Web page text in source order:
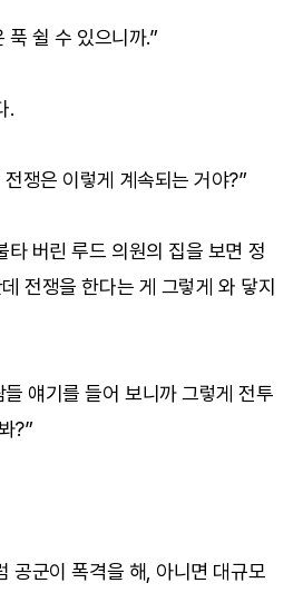
푹 쉴 수 있으니까.”
.
쟁은 이렇게 계속되는 거야?”
타 버린 루드 의원의 집을 보면 정
전쟁을 한다는 게 그렇게 와 닿지
얘기를 들어 보니까 그렇게 전투
?”
공군이 폭격을 해, 아니면 대규모